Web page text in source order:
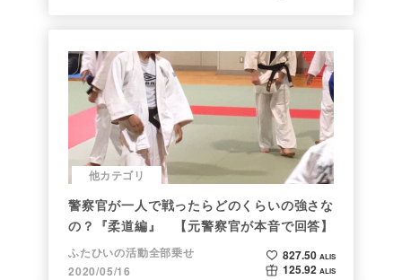
他カテゴリ
警察官が一人で戦ったらどのくらいの強さな
の？『柔道編』 【元警察官が本音で回答】
ふたひいの活動全部乗せ
2020/05/16
827.50 ALIS
125.92 ALIS